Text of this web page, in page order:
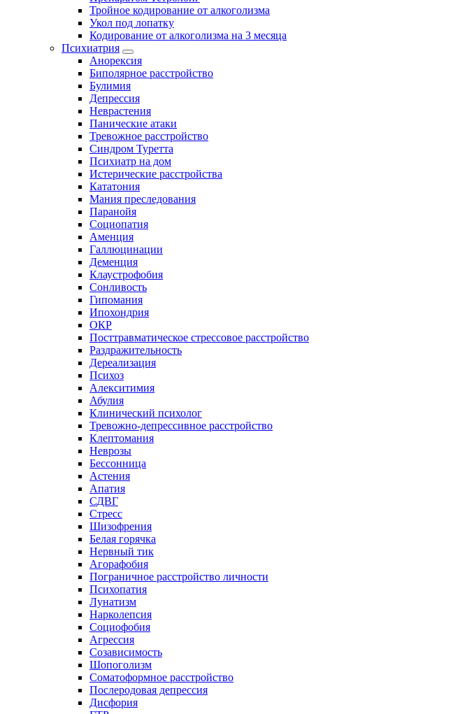
Тройное кодирование от алкоголизма
Укол под лопатку
Кодирование от алкоголизма на 3 месяца
Психиатрия
Анорексия
Биполярное расстройство
Булимия
Депрессия
Неврастения
Панические атаки
Тревожное расстройство
Синдром Туретта
Психиатр на дом
Истерические расстройства
Кататония
Мания преследования
Паранойя
Социопатия
Аменция
Галлюцинации
Деменция
Клаустрофобия
Сонливость
Гипомания
Ипохондрия
ОКР
Посттравматическое стрессовое расстройство
Раздражительность
Дереализация
Психоз
Алекситимия
Абулия
Клинический психолог
Тревожно-депрессивное расстройство
Клептомания
Неврозы
Бессонница
Астения
Апатия
СДВГ
Стресс
Шизофрения
Белая горячка
Нервный тик
Агорафобия
Пограничное расстройство личности
Психопатия
Лунатизм
Нарколепсия
Социофобия
Агрессия
Созависимость
Шопоголизм
Соматоформное расстройство
Послеродовая депрессия
Дисфория